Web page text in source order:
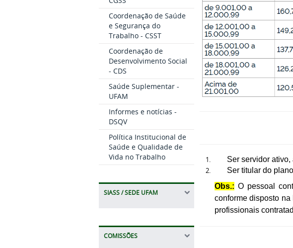
Coordenação de Saúde
e Segurança do
Trabalho - CSST
Coordenação de
Desenvolvimento Social
- CDS
Saúde Suplementar -
UFAM
Informes e notícias -
DSQV
Política Institucional de
Saúde e Qualidade de
Vida no Trabalho
SIASS / SEDE UFAM
COMISSÕES
Ser servidor
Ser titular do
Obs.: O pessoal
conforme disposto
profissionais